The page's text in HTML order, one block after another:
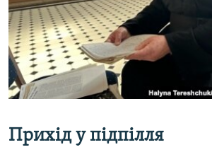
Прихід у підпілля